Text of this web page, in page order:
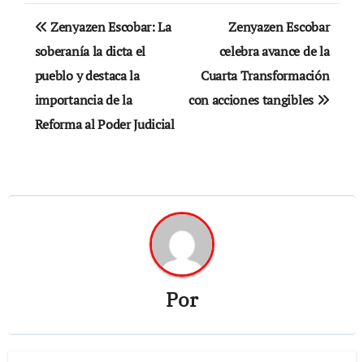
Navegación
de
entradas
Zenyazen Escobar: La
soberanía la dicta el
pueblo y destaca la
importancia de la
Reforma al Poder Judicial
Zenyazen Escobar
celebra avance de la
Cuarta Transformación
con acciones tangibles
Por